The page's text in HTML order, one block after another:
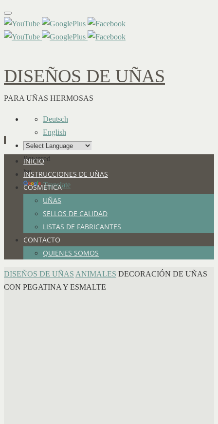
DISEÑOS DE UÑAS
PARA UÑAS HERMOSAS
Deutsch
English
Powered
by
Translate
contenido
INICIO
INSTRUCCIONES DE UÑAS
COSMÉTICA
UÑAS
SELLOS DE CALIDAD
LISTAS DE FABRICANTES
CONTACTO
QUIENES SOMOS
INICIO
DISEÑOS DE UÑAS ANIMALES DECORACIÓN DE UÑAS
CON PEGATINA Y ESMALTE